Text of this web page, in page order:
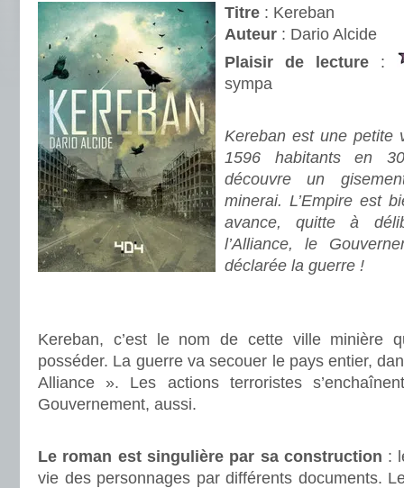
Titre : Kereban
Auteur : Dario Alcide
Plaisir de lecture :
sympa
Kereban est une petite
1596 habitants en
découvre un
minerai. L’Empire est
avance, quitte à
l’Alliance, le
déclarée la guerre !
Kereban, c’est le nom de cette ville minière
posséder. La guerre va secouer le pays entier,
Alliance ». Les actions terroristes
Gouvernement, aussi.
Le roman est singulière par sa construction :
vie des personnages par différents documents.